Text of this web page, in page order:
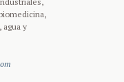
agua y